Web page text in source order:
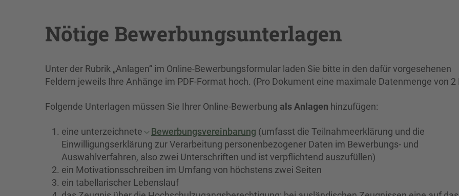
Nötige Bewerbungsunterlagen
Unter der Rubrik „Anlagen“ im Online-Bewerbungsformular laden Sie bitte in den dafür vorgesehenen
Feldern jeweils Ihre Anhänge im PDF-Format hoch. (Pro Dokument eine maximale Datenmenge von 2
Folgende Unterlagen müssen Sie Ihrer Online-Bewerbung als Anlagen hinzufügen:
eine unterzeichnete Bewerbungsvereinbarung (umfasst die Teilnahmeerklärung und die
Einwilligungserklärung zur Verarbeitung personenbezogener Daten im Bewerbungs- und
Auswahlverfahren, also zwei Unterschriften und ist verpflichtend auszufüllen)
ein Motivationsschreiben im Umfang von höchstens zwei Seiten
ein tabellarischer Lebenslauf